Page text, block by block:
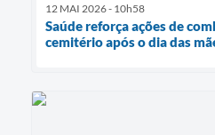
12 MAI 2026 - 10h58
Saúde reforça ações de
cemitério após o dia das